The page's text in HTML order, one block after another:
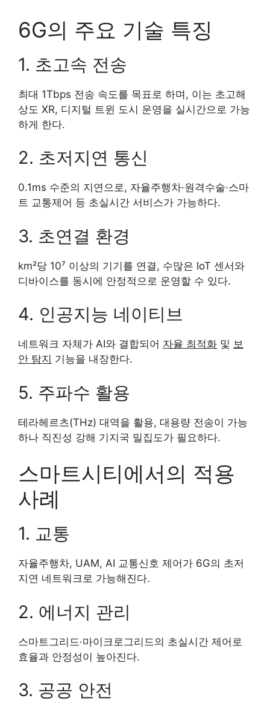
6G의 주요 기술 특징
1. 초고속 전송
최대 1Tbps 전송 속도를 목표로 하며, 이는 초고해
상도 XR, 디지털 트윈 도시 운영을 실시간으로 가능
하게 한다.
2. 초저지연 통신
0.1ms 수준의 지연으로, 자율주행차·원격수술·스마
트 교통제어 등 초실시간 서비스가 가능하다.
3. 초연결 환경
km²당 10⁷ 이상의 기기를 연결, 수많은 IoT 센서와
디바이스를 동시에 안정적으로 운영할 수 있다.
4. 인공지능 네이티브
네트워크 자체가 AI와 결합되어 자율 최적화 및 보
안 탐지 기능을 내장한다.
5. 주파수 활용
테라헤르츠(THz) 대역을 활용, 대용량 전송이 가능
하나 직진성 강해 기지국 밀집도가 필요하다.
스마트시티에서의 적용
사례
1. 교통
자율주행차, UAM, AI 교통신호 제어가 6G의 초저
지연 네트워크로 가능해진다.
2. 에너지 관리
스마트그리드·마이크로그리드의 초실시간 제어로
효율과 안정성이 높아진다.
3. 공공 안전